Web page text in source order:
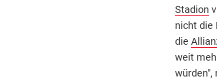
Stadion
nicht die
die
weit